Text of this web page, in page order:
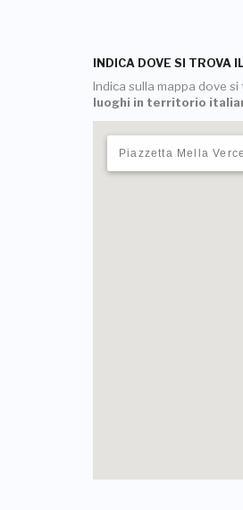
INDICA DOVE SI TROVA
Indica sulla mappa dove
luoghi in territorio